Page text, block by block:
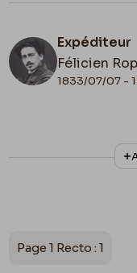
Expéditeur
Félicien
1833/07/07 -
N°
Amis/RAM/
Cachet
Page 1 Recto : 1